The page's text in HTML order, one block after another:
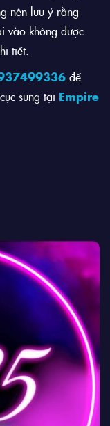
nên lưu ý rằng
vào không được
tiết.
để
sung tại Empire